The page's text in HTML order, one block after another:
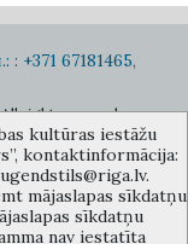
: +371 67181465,
right reserved.
kultūras iestāžu
kontaktinformācija:
mājaslapas sīkdatņu
sīkdatņu
nav iestatīta